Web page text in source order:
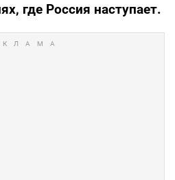
где Россия наступает.